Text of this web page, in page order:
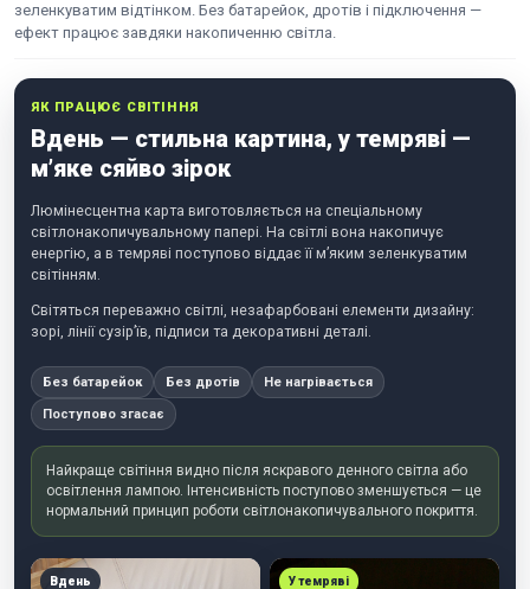
зеленкуватим відтінком. Без батарейок, дротів і підключення —
ефект працює завдяки накопиченню світла.
ЯК ПРАЦЮЄ СВІТІННЯ
Вдень — стильна картина, у темряві —
м’яке сяйво зірок
Люмінесцентна карта виготовляється на спеціальному
світлонакопичувальному папері. На світлі вона накопичує
енергію, а в темряві поступово віддає її м’яким зеленкуватим
світінням.
Світяться переважно світлі, незафарбовані елементи дизайну:
зорі, лінії сузір’їв, підписи та декоративні деталі.
Без батарейок Без дротів Не нагрівається
Поступово згасає
Найкраще світіння видно після яскравого денного світла або
освітлення лампою. Інтенсивність поступово зменшується — це
нормальний принцип роботи світлонакопичувального покриття.
Вдень У темряві